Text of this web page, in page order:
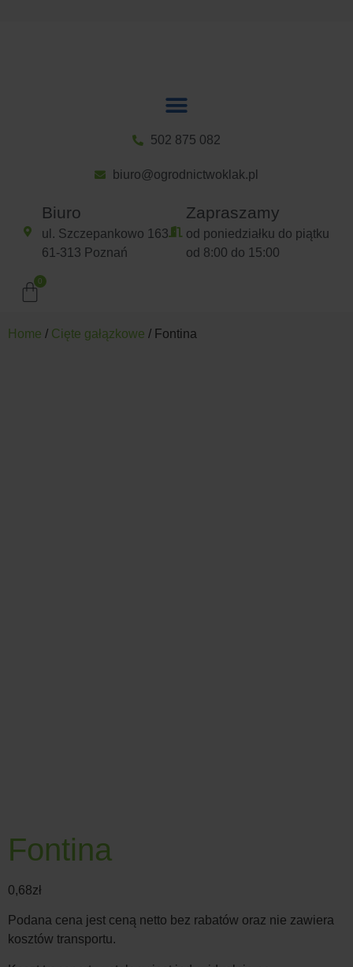
502 875 082
biuro@ogrodnictwoklak.pl
Biuro
ul. Szczepankowo 163
61-313 Poznań
Zapraszamy
od poniedziałku do piątku
od 8:00 do 15:00
Home / Cięte gałązkowe / Fontina
Fontina
0,68zł
Podana cena jest ceną netto bez rabatów oraz nie zawiera
kosztów transportu.